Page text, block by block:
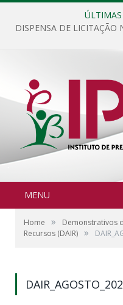
MENU
Home »
Demonstrativos
Recursos (DAIR) »